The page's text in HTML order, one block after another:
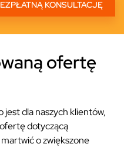
ofertę
dla naszych klientów,
dotyczącą
o zwiększone